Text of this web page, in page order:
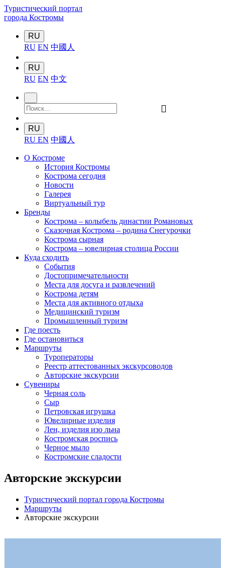
Туристический портал
города Костромы
RU
RU EN 中國人
RU
RU EN 中文
󰍉
RU
RU EN 中國人
О Костроме
История Костромы
Кострома сегодня
Новости
Галерея
Виртуальный тур
Бренды
Кострома – колыбель династии Романовых
Сказочная Кострома – родина Снегурочки
Кострома сырная
Кострома – ювелирная столица России
Куда сходить
События
Достопримечательности
Места для досуга и развлечений
Кострома детям
Места для активного отдыха
Медицинский туризм
Промышленный туризм
Где поесть
Где остановиться
Маршруты
Туроператоры
Реестр аттестованных экскурсоводов
Авторские экскурсии
Сувениры
Черная соль
Сыр
Петровская игрушка
Ювелирные изделия
Лен, изделия изо льна
Костромская роспись
Черное мыло
Костромские сладости
Авторские экскурсии
Туристический портал города Костромы
Маршруты
Авторские экскурсии